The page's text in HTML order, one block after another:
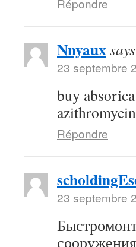
Répondre
Nnyaux
23 septembre
buy
Répondre
23 septembre